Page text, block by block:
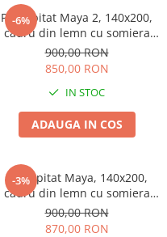
-6%
Pat tapitat Maya 2, 140x200,
cadru din lemn cu somiera
fixa, culoare Gri
900,00 RON
850,00 RON
IN STOC
ADAUGA IN COS
-3%
Pat tapitat Maya, 140x200,
cadru din lemn cu somiera
fixa, culoare Bej
900,00 RON
870,00 RON